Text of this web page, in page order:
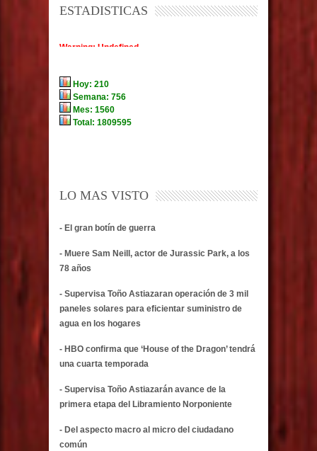
ESTADISTICAS
LO MAS VISTO
- El gran botín de guerra
- Muere Sam Neill, actor de Jurassic Park, a los
78 años
- Supervisa Toño Astiazaran operación de 3 mil
paneles solares para eficientar suministro de
agua en los hogares
- HBO confirma que ‘House of the Dragon’ tendrá
una cuarta temporada
- Supervisa Toño Astiazarán avance de la
primera etapa del Libramiento Norponiente
- Del aspecto macro al micro del ciudadano
común